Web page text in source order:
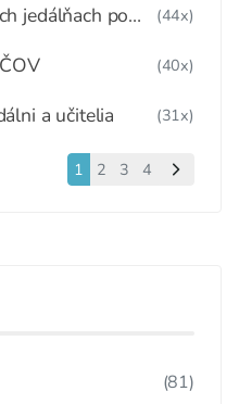
jedálňach po
(44x)
(40x)
a učitelia (31x)
1 2 3 4
(81)